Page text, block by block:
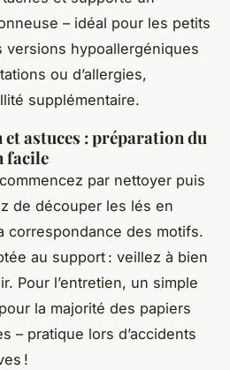
– idéal pour les petits
versions hypoallergéniques
ou d’allergies,
supplémentaire.
astuces : préparation du
facile
par nettoyer puis
de découper les lés en
correspondance des motifs.
au support : veillez à bien
Pour l’entretien, un simple
la majorité des papiers
– pratique lors d’accidents
!